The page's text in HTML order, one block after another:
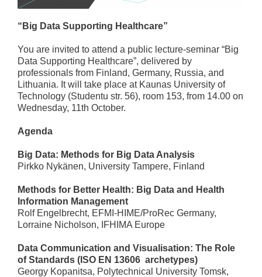
“Big Data Supporting Healthcare”
You are invited to attend a public lecture-seminar “Big
Data Supporting Healthcare”, delivered by
professionals from Finland, Germany, Russia, and
Lithuania. It will take place at Kaunas University of
Technology (Studentu str. 56), room 153, from 14.00 on
Wednesday, 11th October.
Agenda
Big Data: Methods for Big Data Analysis
Pirkko Nykänen, University Tampere, Finland
Methods for Better Health: Big Data and Health
Information Management
Rolf Engelbrecht, EFMI-HIME/ProRec Germany,
Lorraine Nicholson, IFHIMA Europe
Data Communication and Visualisation: The Role
of Standards (ISO EN 13606 archetypes)
Georgy Kopanitsa, Polytechnical University Tomsk,